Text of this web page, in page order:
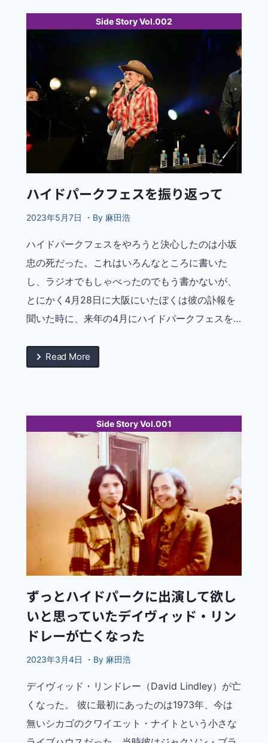
Side Story Vol.002
ハイドパークフェスを振り返って
2023年5月7日 ・By 麻田浩
ハイドパークフェスをやろうと決心したのは小坂
忠の死だった。これはいろんなところに書いた
し、ラジオでもしゃべったのでもう書かないが、
とにかく4月28日に大阪にいたぼくは彼の訃報を
聞いた時に、来年の4月にハイドパークフェスを…
Read More
Side Story Vol.001
ずっとハイドパークに出演して欲し
いと思っていたデイヴィッド・リン
ドレーが亡くなった
2023年3月4日 ・By 麻田浩
デイヴィッド・リンドレー（David Lindley）が亡
くなった。 彼に最初にあったのは1973年、今は
無いシカゴのクワイエット・ナイトという小さな